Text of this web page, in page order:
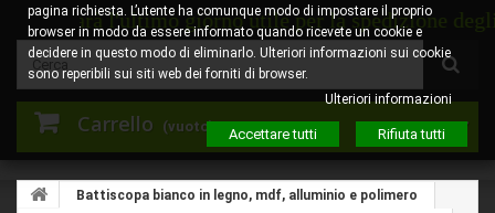
Carrello (vuoto)
sarà l'ultimo giorno utile per la spedizione degli
Battiscopa bianco in legno, mdf, alluminio e polimero
pagina richiesta. L’utente ha comunque modo di impostare il proprio
browser in modo da essere informato quando ricevete un cookie e
decidere in questo modo di eliminarlo. Ulteriori informazioni sui cookie
sono reperibili sui siti web dei forniti di browser.
Ulteriori informazioni
Accettare tutti Rifiuta tutti